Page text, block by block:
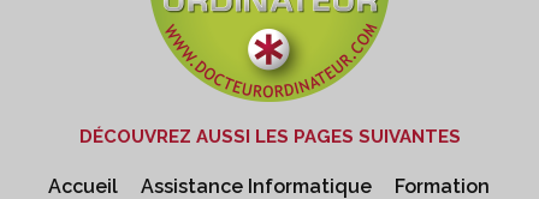
DÉCOUVREZ AUSSI LES PAGES SUIVANTES
Accueil Assistance Informatique
Formation